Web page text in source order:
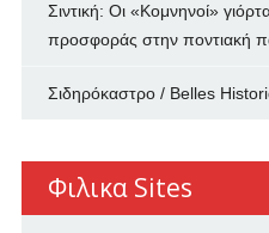
Σιντική: Οι «Κομνηνοί»
προσφοράς στην ποντιακή
Σιδηρόκαστρο / Belles
Φιλικα Sites